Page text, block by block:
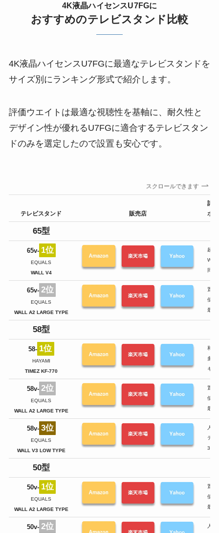
4K液晶ハイセンスU7FGに
おすすめのテレビスタンド比較
4K液晶ハイセンスU7FGに最適なテレビスタンドを
サイズ別にランキング形式で紹介します。
評価ウエイトは最適な視聴性を基軸に、耐久性と
デザイン性が優れるU7FGに適合するテレビスタン
ドのみを選定したので設置も安心です。
スクロールできます
テレビスタンド 販売店
詳
ポ
65型
65v- 1位
EQUALS
WALL V4
超大
同時
65v- 2位
EQUALS
WALL A2 LARGE TYPE
置き
使い
最高
58型
58- 1位
HAYAMI
TIMEZ KF-770
和洋
多段
キャ
58v- 2位
EQUALS
WALL A2 LARGE TYPE
置き
使い
最高
58v- 3位
EQUALS
WALL V3 LOW TYPE
人気
テレ
3D
50型
50v- 1位
EQUALS
WALL A2 LARGE TYPE
置き
使い
最高
50v- 2位
人気